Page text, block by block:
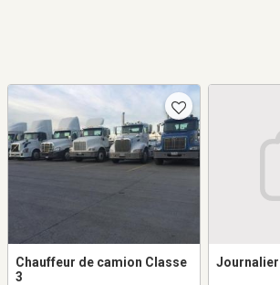
Chauffeur de camion Classe
3
Journalier